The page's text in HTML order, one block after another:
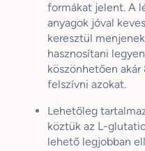
formákat jelent. A
anyagok jóval
keresztül
hasznosítani
köszönhetően
felszívni azokat.
Lehetőleg
köztük az L-
lehető legjobban